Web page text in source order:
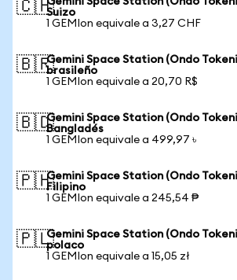
🇨🇭Suizo
1 GEMIon equivale a 3,27 CHF
🇧🇷Gemini Space Station (Ondo
brasileño
1 GEMIon equivale a 20,70 R$
🇧🇩Gemini Space Station (Ondo
Bangladés
1 GEMIon equivale a 499,97 ৳
🇵🇭Gemini Space Station (Ondo
Filipino
1 GEMIon equivale a 245,54 ₱
🇵🇱Gemini Space Station (Ondo
polaco
1 GEMIon equivale a 15,05 zł